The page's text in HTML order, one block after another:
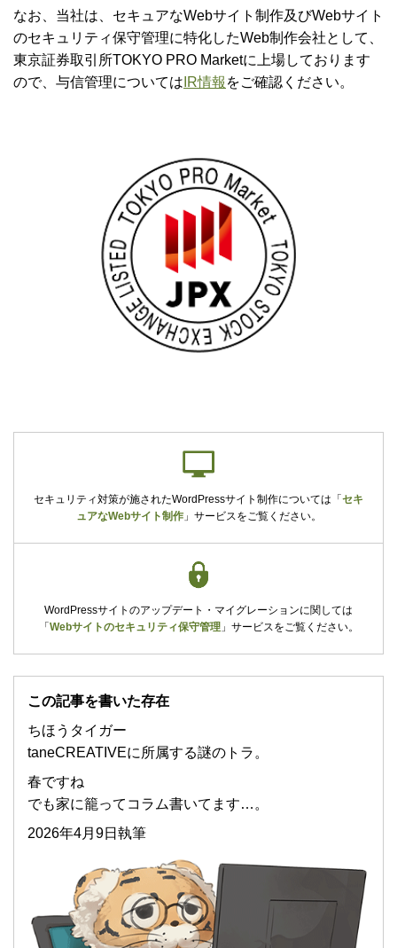
なお、当社は、セキュアなWebサイト制作及びWebサイト
のセキュリティ保守管理に特化したWeb制作会社として、
東京証券取引所TOKYO PRO Marketに上場しております
ので、与信管理については IR情報 をご確認ください。
セキュリティ対策が施されたWordPressサイト制作については 「 セキ
ュアなWebサイト制作」 サービスをご覧ください。
WordPressサイトのアップデート・マイグレーションに関しては
「 Webサイトのセキュリティ保守管理」 サービスをご覧ください。
この記事を書いた存在
ちほうタイガー
taneCREATIVEに所属する謎のトラ。
春ですね
でも家に籠ってコラム書いてます…。
2026年4月9日執筆